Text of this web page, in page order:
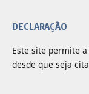
DECLARAÇÃO
Este site permite
desde que seja